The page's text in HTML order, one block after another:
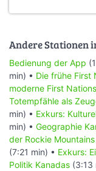
Andere Stationen
Bedienung der App
min) • Die frühe First
moderne First
Totempfähle als
min) • Exkurs:
min) • Geographie
der Rockie Mountains
(7:21 min) • Exkurs:
Politik Kanadas (3:13